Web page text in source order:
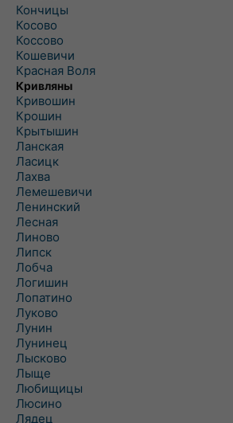
Кончицы
Косово
Коссово
Кошевичи
Красная Воля
Кривляны
Кривошин
Крошин
Крытышин
Ланская
Ласицк
Лахва
Лемешевичи
Ленинский
Лесная
Линово
Липск
Лобча
Логишин
Лопатино
Луково
Лунин
Лунинец
Лысково
Лыще
Любищицы
Люсино
Лядец